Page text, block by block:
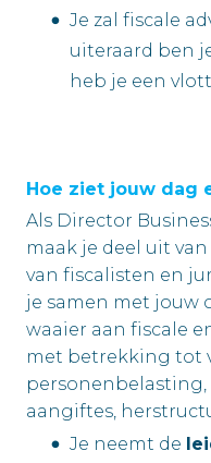
Je zal fiscale
uiteraard ben
heb je een
Hoe ziet jouw dag
Als Director
maak je deel uit
van fiscalisten en
je samen met jouw
waaier aan fiscale
met betrekking tot
aangiftes,
Je neemt de